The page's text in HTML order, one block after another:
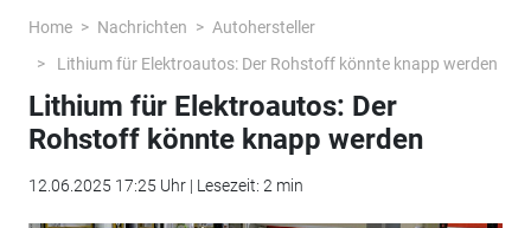
Home Nachrichten
Autohersteller
Lithium für Elektroautos: Der Rohstoff könnte knapp werden
Lithium für Elektroautos: Der
Rohstoff könnte knapp werden
12.06.2025 17:25 Uhr | Lesezeit: 2 min